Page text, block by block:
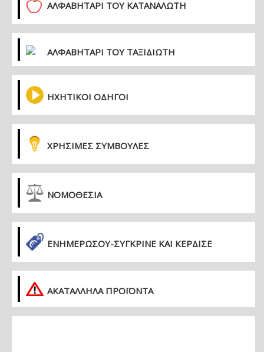
ΑΛΦΑΒΗΤΑΡΙ ΤΟΥ ΚΑΤΑΝΑΛΩΤΗ
ΑΛΦΑΒΗΤΑΡΙ ΤΟΥ ΤΑΞΙΔΙΩΤΗ
ΗΧΗΤΙΚΟΙ ΟΔΗΓΟΙ
ΧΡΗΣΙΜΕΣ ΣΥΜΒΟΥΛΕΣ
ΝΟΜΟΘΕΣΙΑ
ΕΝΗΜΕΡΏΣΟΥ-ΣΎΓΚΡΙΝΕ ΚΑΙ ΚΈΡΔΙΣΕ
ΑΚΑΤΑΛΛΗΛΑ ΠΡΟΪΟΝΤΑ